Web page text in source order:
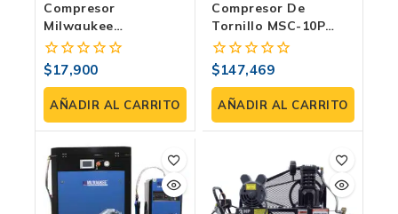
Compresor
Milwaukee
COMPE30108H |
Horizontal 3 HP, 108
Litros, 120 PSI
0
fuera
de
5
$17,900
AÑADIR AL CARRITO
Compresor De
Tornillo MSC-10P
SHTS Ideal Para
Potenciar Tu
Industria
0
fuera
de
5
$147,469
AÑADIR AL CARRITO